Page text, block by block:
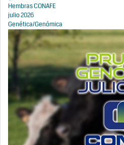
Hembras CONAFE
julio 2026
Genética/Genómica